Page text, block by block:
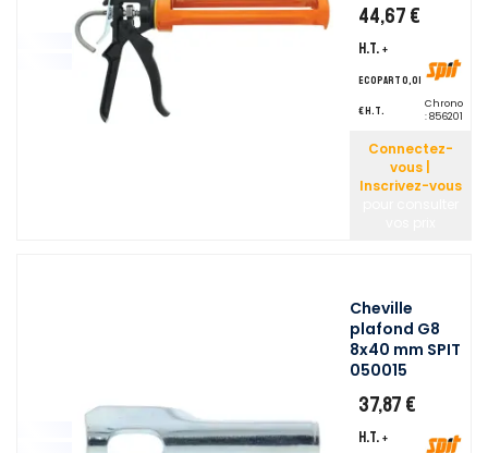
44,67 €
H.T. +
ecopart 0,01
€ H.T.
Chrono
: 856201
Connectez-
vous |
Inscrivez-vous
Cheville
plafond G8
8x40 mm SPIT
050015
37,87 €
H.T. +